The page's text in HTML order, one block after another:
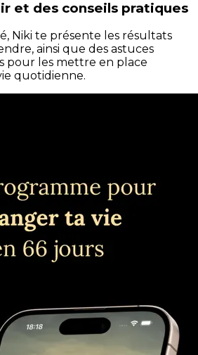
et des conseils pratiques
Niki te présente les résultats
ainsi que des astuces
pour les mettre en place
quotidienne.